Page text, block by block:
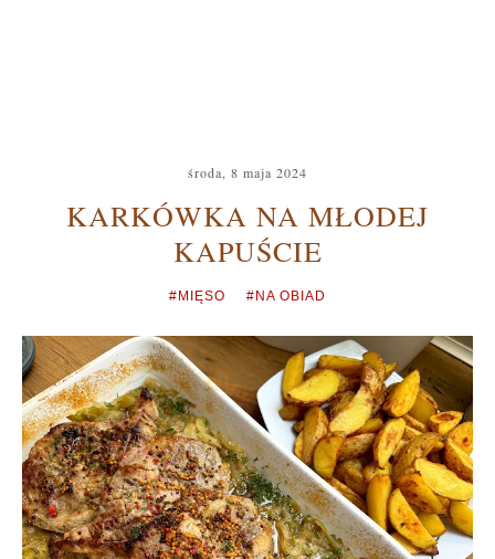
środa, 8 maja 2024
KARKÓWKA NA MŁODEJ
KAPUŚCIE
#MIĘSO #NA OBIAD